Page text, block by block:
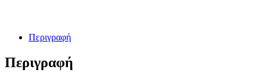
Περιγραφή
Περιγραφή